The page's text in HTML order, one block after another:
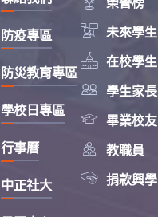
榮譽榜
 未來學生
 在校學生
 學生家長
 畢業校友
 教職員
 捐款興學
防疫專區
防災教育專區
學校日專區
行事曆
中正社大